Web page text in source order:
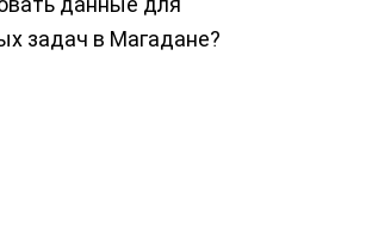
задач в Магадане?